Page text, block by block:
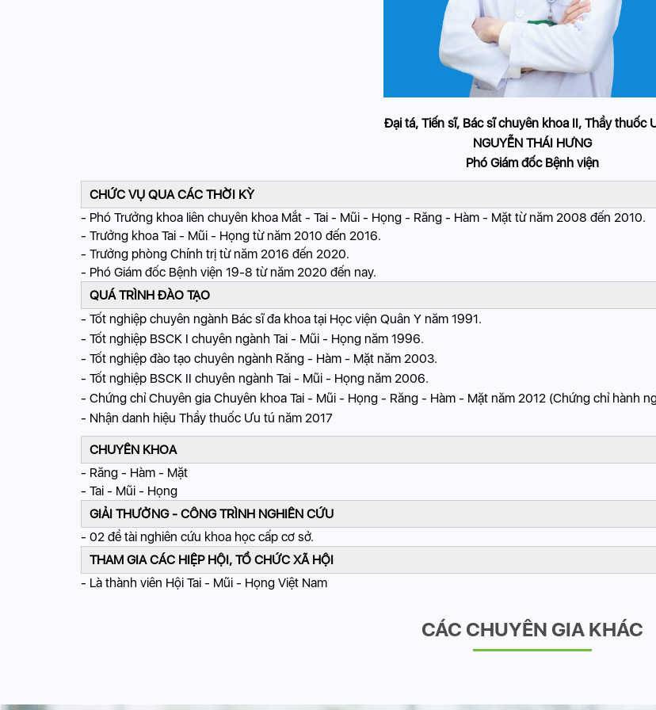
Đại tá, Tiến sĩ, Bác sĩ chuyên khoa II, Thầy thuốc
NGUYỄN THÁI HƯNG
Phó Giám đốc Bệnh viện
CHỨC VỤ QUA CÁC THỜI KỲ
- Phó Trưởng khoa liên chuyên khoa Mắt - Tai - Mũi - Họng - Răng - Hàm - Mặt từ năm 2008 đến 2010.
- Trưởng khoa Tai - Mũi - Họng từ năm 2010 đến 2016.
- Trưởng phòng Chính trị từ năm 2016 đến 2020.
- Phó Giám đốc Bệnh viện 19-8 từ năm 2020 đến nay.
QUÁ TRÌNH ĐÀO TẠO
- Tốt nghiệp chuyên ngành Bác sĩ đa khoa tại Học viện Quân Y năm 1991.
- Tốt nghiệp BSCK I chuyên ngành Tai - Mũi - Họng năm 1996.
- Tốt nghiệp đào tạo chuyên ngành Răng - Hàm - Mặt năm 2003.
- Tốt nghiệp BSCK II chuyên ngành Tai - Mũi - Họng năm 2006.
- Chứng chỉ Chuyên gia Chuyên khoa Tai - Mũi - Họng - Răng - Hàm - Mặt năm 2012 (Chứng chỉ hành
- Nhận danh hiệu Thầy thuốc Ưu tú năm 2017
CHUYÊN KHOA
- Răng - Hàm - Mặt
- Tai - Mũi - Họng
GIẢI THƯỞNG - CÔNG TRÌNH NGHIÊN CỨU
- 02 đề tài nghiên cứu khoa học cấp cơ sở.
THAM GIA CÁC HIỆP HỘI, TỔ CHỨC XÃ HỘI
- Là thành viên Hội Tai - Mũi - Họng Việt Nam
CÁC CHUYÊN GIA KHÁC